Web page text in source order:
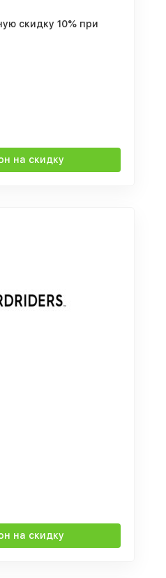
скидку 10% при
на скидку
на скидку